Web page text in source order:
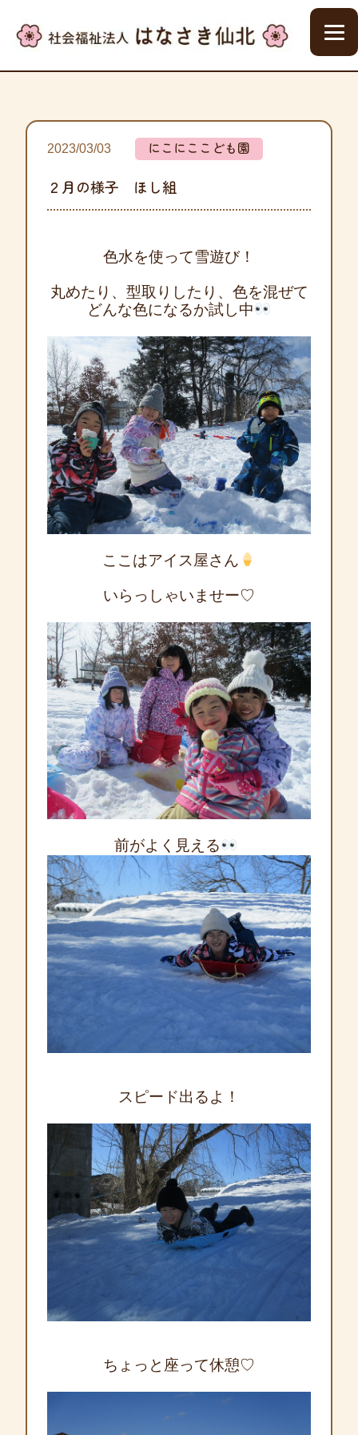
2023/03/03 にこにここども園
２月の様子 ほし組
色水を使って雪遊び！
丸めたり、型取りしたり、色を混ぜて
どんな色になるか試し中
ここはアイス屋さん
いらっしゃいませー♡
前がよく見える
スピード出るよ！
ちょっと座って休憩♡